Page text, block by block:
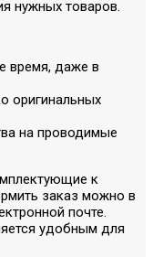
нужных товаров.
время, даже в
оригинальных
на проводимые
к
заказ можно в
почте.
удобным для